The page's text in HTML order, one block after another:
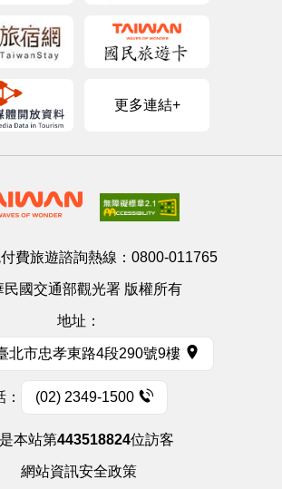
更多連結+
費旅遊諮詢熱線： 0800-011765
民國交通部觀光署 版權所有
地址：
北市忠孝東路4段290號9樓
(02) 2349-1500
本站第443518824位訪客
網站資訊安全政策